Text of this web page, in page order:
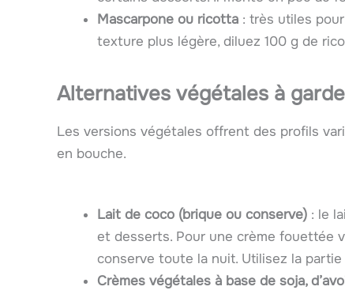
Mascarpone ou ricotta : très utiles
texture plus légère, diluez 100 g de
Alternatives végétales à
Les versions végétales offrent des profils
en bouche.
Lait de coco (brique ou conserve) : le
et desserts. Pour une crème fouettée
conserve toute la nuit. Utilisez la
Crèmes végétales à base de soja,